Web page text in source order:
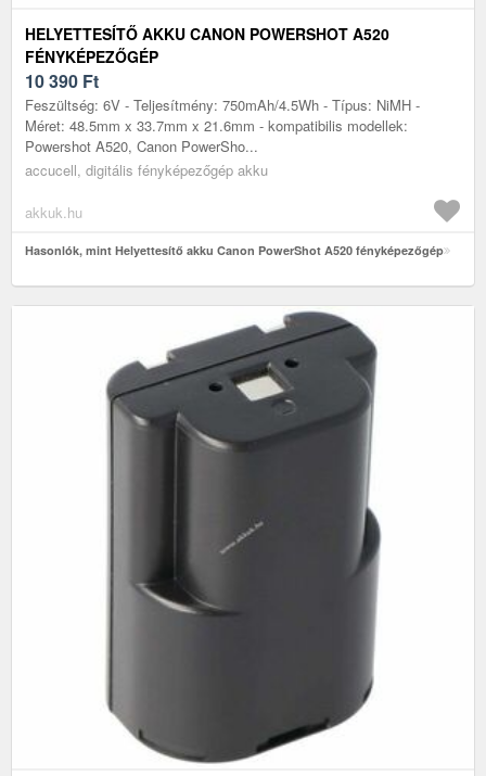
HELYETTESÍTŐ AKKU CANON POWERSHOT A520
FÉNYKÉPEZŐGÉP
10 390 Ft
Feszültség: 6V - Teljesítmény: 750mAh/4.5Wh - Típus: NiMH -
Méret: 48.5mm x 33.7mm x 21.6mm - kompatibilis modellek:
Powershot A520, Canon PowerSho...
accucell, digitális fényképezőgép akku
akkuk.hu
Hasonlók, mint Helyettesítő akku Canon PowerShot A520 fényképezőgép